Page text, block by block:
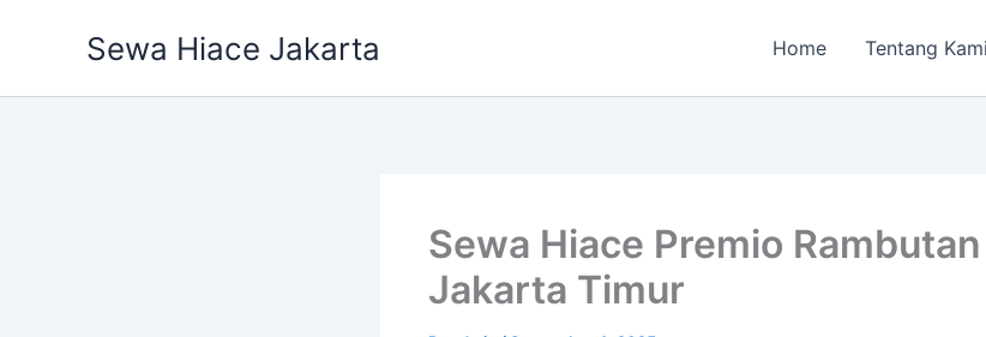
Sewa Hiace Jakarta Home Tentang Kami
Sewa Hiace Premio
Jakarta Timur